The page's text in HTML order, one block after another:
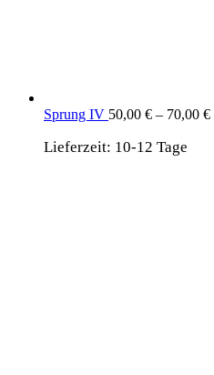
Sprung IV 50,00 € – 70,00 €
Lieferzeit: 10-12 Tage